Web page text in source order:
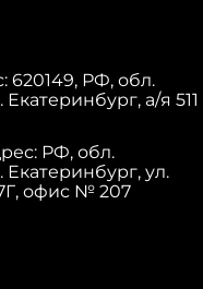
620149, РФ, обл.
а/я 511
РФ, обл.
Екатеринбург, ул.
офис № 207